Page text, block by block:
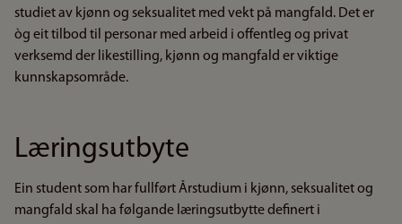
studiet av kjønn og seksualitet med vekt på mangfald. Det er
òg eit tilbod til personar med arbeid i offentleg og privat
verksemd der likestilling, kjønn og mangfald er viktige
kunnskapsområde.
Læringsutbyte
Ein student som har fullført Årstudium i kjønn, seksualitet og
mangfald skal ha følgande læringsutbytte definert i